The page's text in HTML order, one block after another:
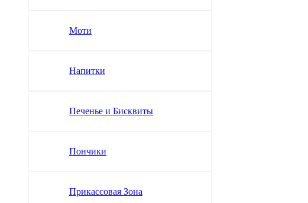
Моти
Напитки
Печенье и Бисквиты
Пончики
Прикассовая Зона